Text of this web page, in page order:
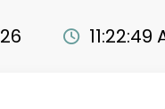
11:22:50